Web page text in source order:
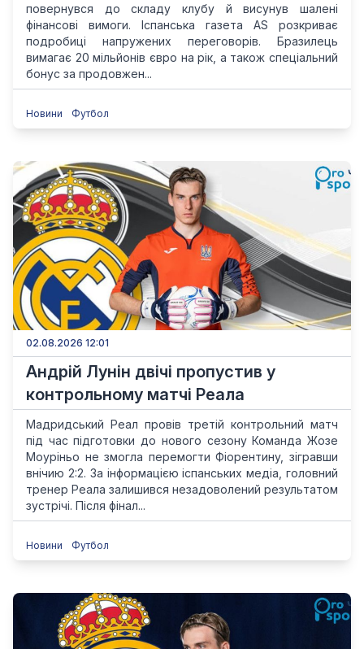
повернувся до складу клубу й висунув шалені
фінансові вимоги. Іспанська газета AS розкриває
подробиці напружених переговорів. Бразилець
вимагає 20 мільйонів євро на рік, а також спеціальний
бонус за продовжен...
Новини Футбол
02.08.2026 12:01
Андрій Лунін двічі пропустив у
контрольному матчі Реала
Мадридський Реал провів третій контрольний матч
під час підготовки до нового сезону Команда Жозе
Моуріньо не змогла перемогти Фіорентину, зігравши
внічию 2:2. За інформацією іспанських медіа, головний
тренер Реала залишився незадоволений результатом
зустрічі. Після фінал...
Новини Футбол